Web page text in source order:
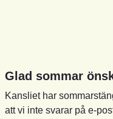
Glad sommar
Kansliet har
att vi inte svarar på e-